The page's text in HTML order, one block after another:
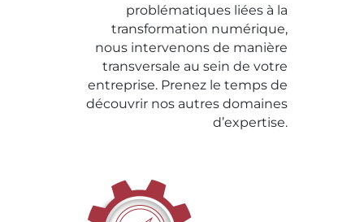
problématiques liées à la
transformation numérique,
nous intervenons de manière
transversale au sein de votre
entreprise. Prenez le temps de
découvrir nos autres domaines
d’expertise.